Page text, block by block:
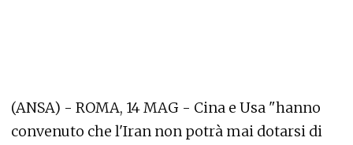
(ANSA) - ROMA, 14 MAG - Cina e Usa "hanno
convenuto che l'Iran non potrà mai dotarsi di